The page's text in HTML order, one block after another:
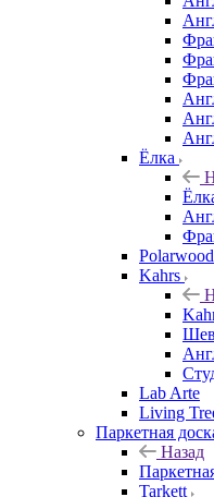
Ёлка
Polarwood
Kahrs
Lab Arte
Living
Паркетная
Назад
Tarkett